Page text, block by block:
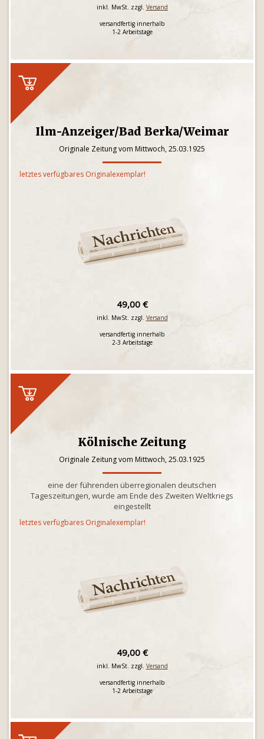
inkl. MwSt. zzgl. Versand
versandfertig innerhalb
1-2 Arbeitstage
Ilm-Anzeiger/Bad Berka/Weimar
Originale Zeitung vom Mittwoch, 25.03.1925
letztes verfügbares Originalexemplar!
49,00 €
inkl. MwSt. zzgl. Versand
versandfertig innerhalb
2-3 Arbeitstage
Kölnische Zeitung
Originale Zeitung vom Mittwoch, 25.03.1925
eine der führenden überregionalen deutschen
Tageszeitungen, wurde am Ende des Zweiten Weltkriegs
eingestellt
letztes verfügbares Originalexemplar!
49,00 €
inkl. MwSt. zzgl. Versand
versandfertig innerhalb
1-2 Arbeitstage